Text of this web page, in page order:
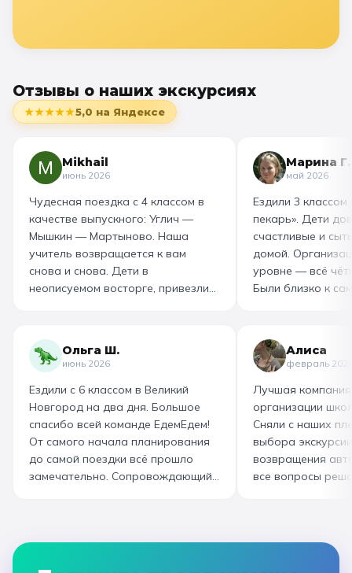
Отзывы о наших экскурсиях
★★★★★5,0 на Яндексе
Mikhail
июнь 2026
Чудесная поездка с 4 классом в
качестве выпускного: Углич —
Мышкин — Мартыново. Наша
учитель возвращается к вам
снова и снова. Дети в
неописуемом восторге, привезли
маршрут для себя, настолько
интересно и насыщенно было.
Огромная благодарность
организатору! Вы лучшие: от
выбора супер-маршрута, питания,
гостиницы, тайминга, до
интересного экскурсовода и
приятного водителя. Всё на
высшем уровне 👌
Марина Г.
май 2026
Ездили 3 классом
пекарь». Дети
счастливые и
домой.
уровне — всё
Были близко к
гигантский
изготовили
слоёного теста,
со скоморохом,
загадками. В
горячие
производстве
вкусный и
Ольга Ш.
июнь 2026
Ездили с 6 классом в Великий
Новгород на два дня. Большое
спасибо всей команде ЕдемЕдем!
От самого начала планирования
до самой поездки всё прошло
замечательно. Сопровождающий
чистые, комфортные, отель и
Алиса
февраль
Лучшая
организации
Сняли с наших
выбора
возвращения
все вопросы
которая
наконец-то